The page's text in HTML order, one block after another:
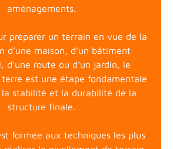
aménagements.
préparer un terrain en vue de la
d’une maison, d’un bâtiment
d’une route ou d’un jardin, le
est une étape fondamentale
la stabilité et la durabilité de la
structure finale.
formée aux techniques les plus